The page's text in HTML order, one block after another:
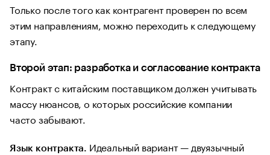
Только после того как контрагент проверен по всем
этим направлениям, можно переходить к следующему
этапу.
Второй этап: разработка и согласование контракта
Контракт с китайским поставщиком должен учитывать
массу нюансов, о которых российские компании
часто забывают.
Язык контракта. Идеальный вариант — двуязычный